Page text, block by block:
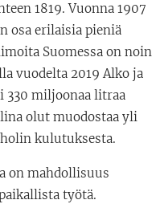
1819. Vuonna 1907
osa erilaisia pieniä
Suomessa on noin
vuodelta 2019 Alko ja
330 miljoonaa litraa
olut muodostaa yli
kulutuksesta.
on mahdollisuus
työtä.